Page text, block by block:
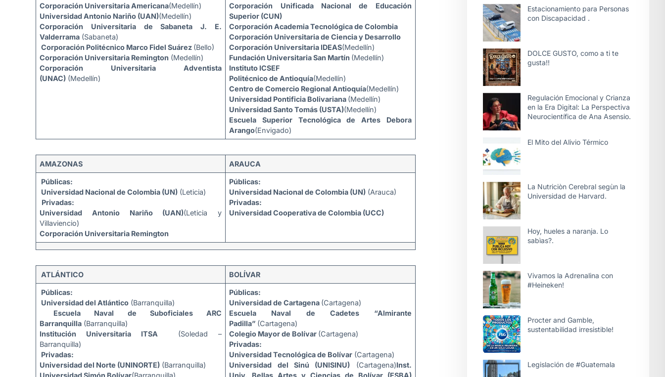
Corporación Universitaria Americana(Medellín)
Universidad Antonio Nariño (UAN)(Medellín)
Corporación Universitaria de Sabaneta J. E.
Valderrama (Sabaneta)
Corporación Politécnico Marco Fidel Suárez (Bello)
Corporación Universitaria Remington (Medellín)
Corporación Universitaria Adventista
(UNAC) (Medellín)
Corporación Unificada Nacional de Educación
Superior (CUN)
Corporación Academia Tecnológica de Colombia
Corporación Universitaria de Ciencia y Desarrollo
Corporación Universitaria IDEAS(Medellín)
Fundación Universitaria San Martín (Medellín)
Instituto ICSEF
Politécnico de Antioquía(Medellín)
Centro de Comercio Regional Antioquía(Medellín)
Universidad Pontificia Bolivariana (Medellín)
Universidad Santo Tomás (USTA)(Medellín)
Escuela Superior Tecnológica de Artes Debora
Arango(Envigado)
AMAZONAS ARAUCA
Públicas:
Universidad Nacional de Colombia (UN) (Leticia)
Privadas:
Universidad Antonio Nariño (UAN)(Leticia y
Villaviencio)
Corporación Universitaria Remington
Públicas:
Universidad Nacional de Colombia (UN) (Arauca)
Privadas:
Universidad Cooperativa de Colombia (UCC)
ATLÁNTICO BOLÍVAR
Públicas:
Universidad del Atlántico (Barranquilla)
Escuela Naval de Suboficiales ARC
Barranquilla (Barranquilla)
Institución Universitaria ITSA
(Soledad –
Barranquilla)
Privadas:
Universidad del Norte (UNINORTE) (Barranquilla)
Universidad Simón Bolívar(Barranquilla)
Públicas:
Universidad de Cartagena (Cartagena)
Escuela Naval de Cadetes “Almirante
Padilla” (Cartagena)
Colegio Mayor de Bolívar (Cartagena)
Privadas:
Universidad Tecnológica de Bolívar (Cartagena)
Universidad del Sinú (UNISINU) (Cartagena)Inst.
Univ. Bellas Artes y Ciencias de Bolívar (ESBA)
Estacionamiento para Personas
con Discapacidad .
DOLCE GUSTO, como a ti te
gusta!!
Regulación Emocional y Crianza
en la Era Digital: La Perspectiva
Neurocientífica de Ana Asensio.
El Mito del Alivio Térmico
La Nutriciòn Cerebral segùn la
Universidad de Harvard.
Hoy, hueles a naranja. Lo
sabìas?.
Vivamos la Adrenalina con
#Heineken!
Procter and Gamble,
sustentabilidad irresistible!
Legislación de #Guatemala